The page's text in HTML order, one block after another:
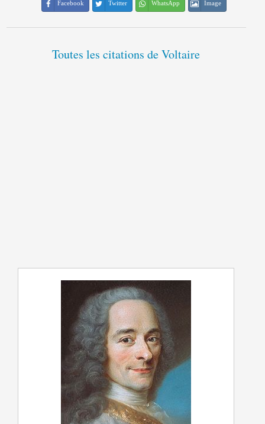
Facebook Twitter WhatsApp Image
Toutes les citations de Voltaire